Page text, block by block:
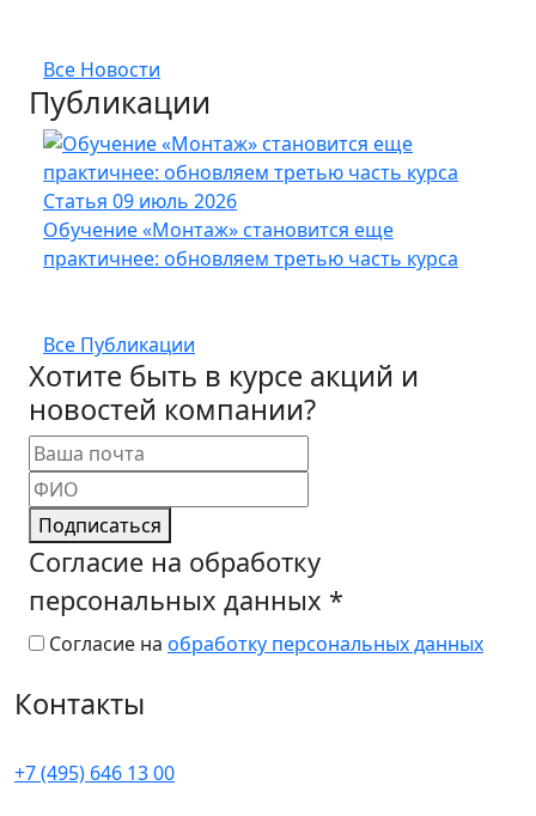
Все Новости
Публикации
Статья 09 июль 2026
Обучение «Монтаж» становится еще
практичнее: обновляем третью часть курса
Все Публикации
Хотите быть в курсе акций и
новостей компании?
Подписаться
Согласие на обработку
персональных данных *
Согласие на обработку персональных данных
Контакты
+7 (495) 646 13 00